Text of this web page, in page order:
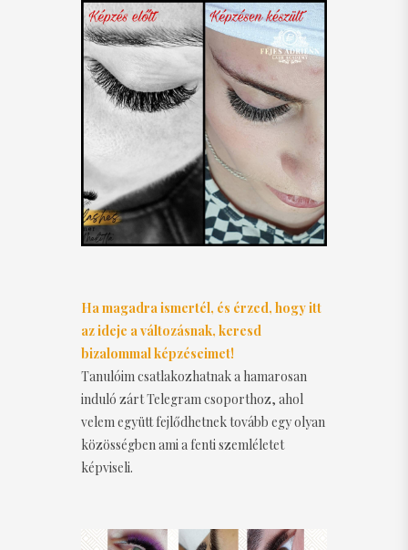
Ha magadra ismertél, és érzed, hogy itt
az ideje a változásnak, keresd
bizalommal képzéseimet!
Tanulóim csatlakozhatnak a hamarosan
induló zárt Telegram csoporthoz, ahol
velem együtt fejlődhetnek tovább egy olyan
közösségben ami a fenti szemléletet
képviseli.